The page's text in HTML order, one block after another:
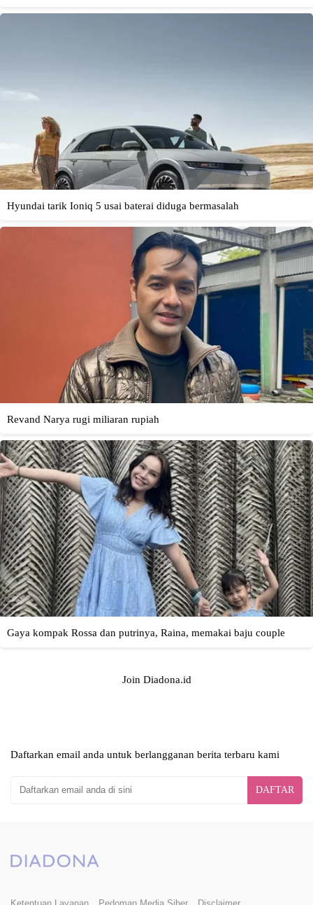
Join Diadona.id
Daftarkan email anda untuk berlangganan berita terbaru kami
DAFTAR